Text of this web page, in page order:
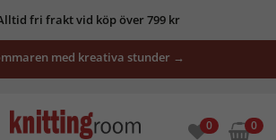
fri frakt vid köp över 799 kr
med kreativa stunder →
0 0